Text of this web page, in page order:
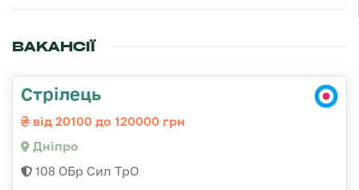
ВАКАНСІЇ
Стрілець
від 20100 до 120000 грн
Дніпро
108 ОБр Сил ТрО